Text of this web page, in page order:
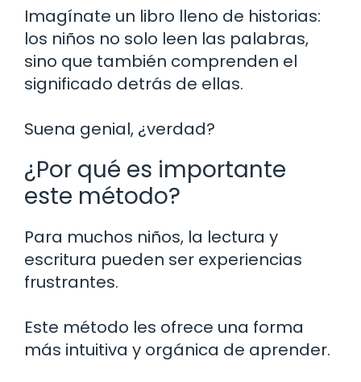
Imagínate un libro lleno de historias:
los niños no solo leen las palabras,
sino que también comprenden el
significado detrás de ellas.
Suena genial, ¿verdad?
¿Por qué es importante
este método?
Para muchos niños, la lectura y
escritura pueden ser experiencias
frustrantes.
Este método les ofrece una forma
más intuitiva y orgánica de aprender.